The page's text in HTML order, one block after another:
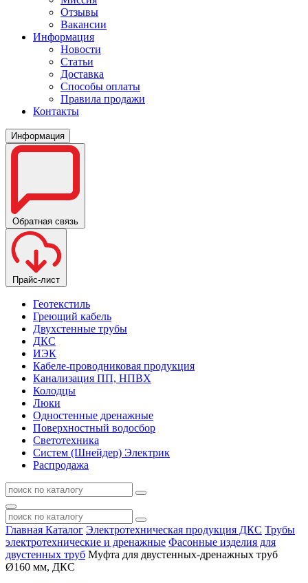
Отзывы
Вакансии
Информация
Новости
Статьи
Доставка
Способы оплаты
Правила продажи
Контакты
Информация
Обратная связь
Прайс-лист
Геотекстиль
Греющий кабель
Двухстенные трубы
ДКС
ИЭК
Кабеле-проводниковая продукция
Канализация ПП, НПВХ
Колодцы
Люки
Одностенные дренажные
Поверхностный водосбор
Светотехника
Систем (Шнейдер) Электрик
Распродажа
Главная Каталог Электротехническая продукция ДКС Трубы
электротехнические и дренажные Фасонные изделия для
двустенных труб Муфта для двустенных-дренажных труб
Ø160 мм, ДКС